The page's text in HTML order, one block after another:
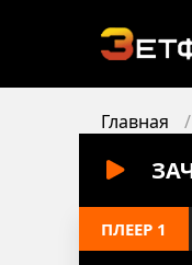
Главная
ПЛЕЕР 1